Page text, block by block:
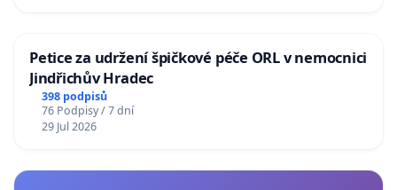
Petice za udržení špičkové péče ORL v nemocnici
Jindřichův Hradec
398 podpisů
76 Podpisy / 7 dní
29 Jul 2026